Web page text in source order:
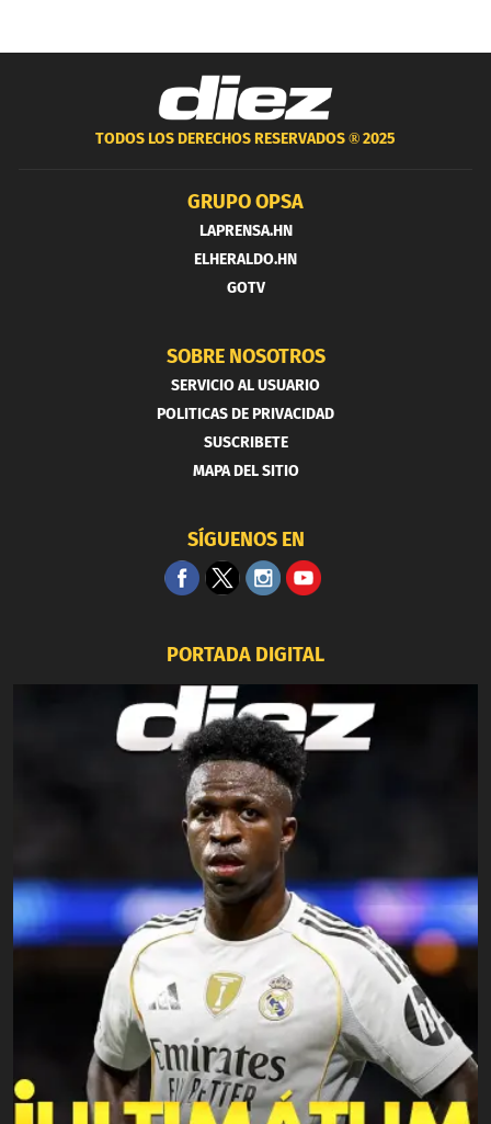
TODOS LOS DERECHOS RESERVADOS ®2025
GRUPO OPSA
LAPRENSA.HN
ELHERALDO.HN
GOTV
SOBRE NOSOTROS
SERVICIO AL USUARIO
POLITICAS DE PRIVACIDAD
SUSCRIBETE
MAPA DEL SITIO
SÍGUENOS EN
PORTADA DIGITAL